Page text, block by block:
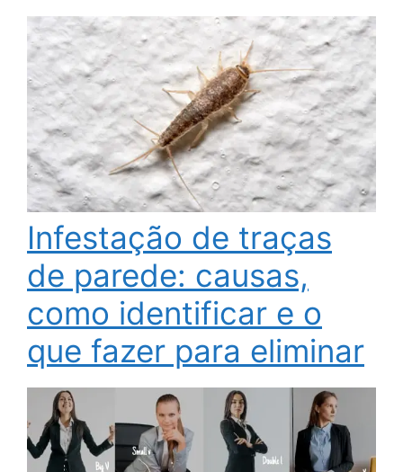
Infestação de traças
de parede: causas,
como identificar e o
que fazer para eliminar